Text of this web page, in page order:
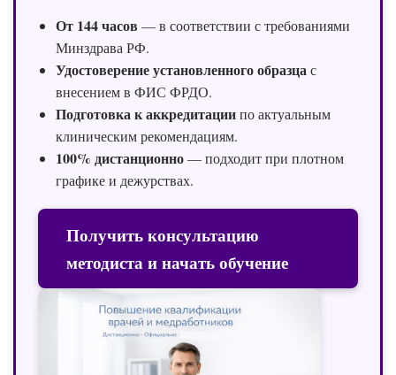
От 144 часов — в соответствии с требованиями
Минздрава РФ.
Удостоверение установленного образцас
внесением в ФИС ФРДО.
Подготовка к аккредитациипо актуальным
клиническим рекомендациям.
100% дистанционно— подходит при плотном
графике и дежурствах.
Получить консультацию
методиста и начать обучение